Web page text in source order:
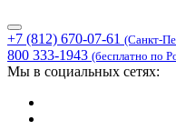
+7 (812) 670-07-61 (Санкт-
800 333-1943 (бесплатно по
Мы в социальных сетях: